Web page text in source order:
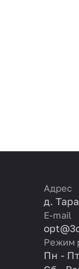
Адрес
д.
E-mail
Режим
Пн -